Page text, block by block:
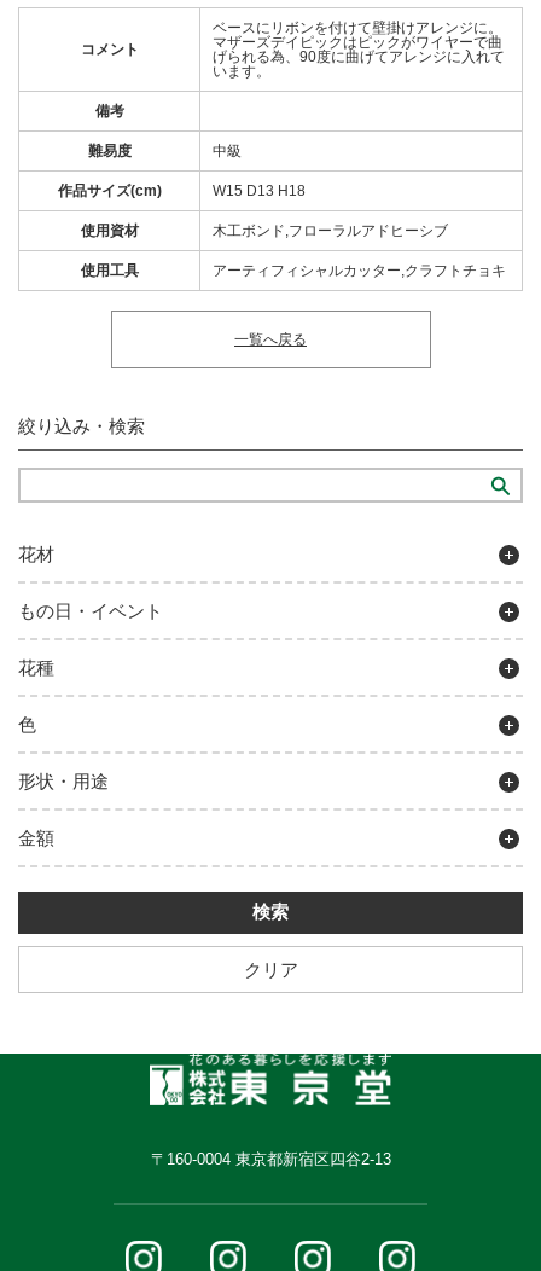
コメント
ベースにリボンを付けて壁掛けアレンジに。
マザーズデイピックはピックがワイヤーで曲
げられる為、90度に曲げてアレンジに入れて
います。
備考
難易度 中級
作品サイズ(cm) W15 D13 H18
使用資材 木工ボンド,フローラルアドヒーシブ
使用工具 アーティフィシャルカッター,クラフトチョキ
一覧へ戻る
絞り込み・検索
花材
もの日・イベント
花種
色
形状・用途
金額
クリア
〒160-0004 東京都新宿区四谷2-13